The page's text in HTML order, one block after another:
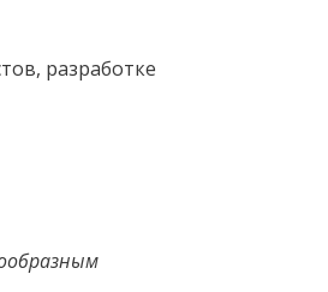
разработке